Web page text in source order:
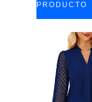
PRODUCTO